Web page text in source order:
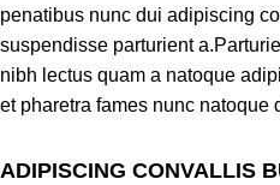
penatibus nunc dui adipiscing
suspendisse parturient
nibh lectus quam a natoque
et pharetra fames nunc natoque
ADIPISCING CONVALLIS